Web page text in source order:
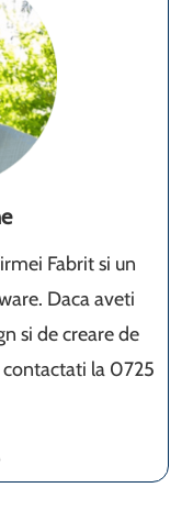
Fabrit si un
Daca aveti
si de creare de
la 0725